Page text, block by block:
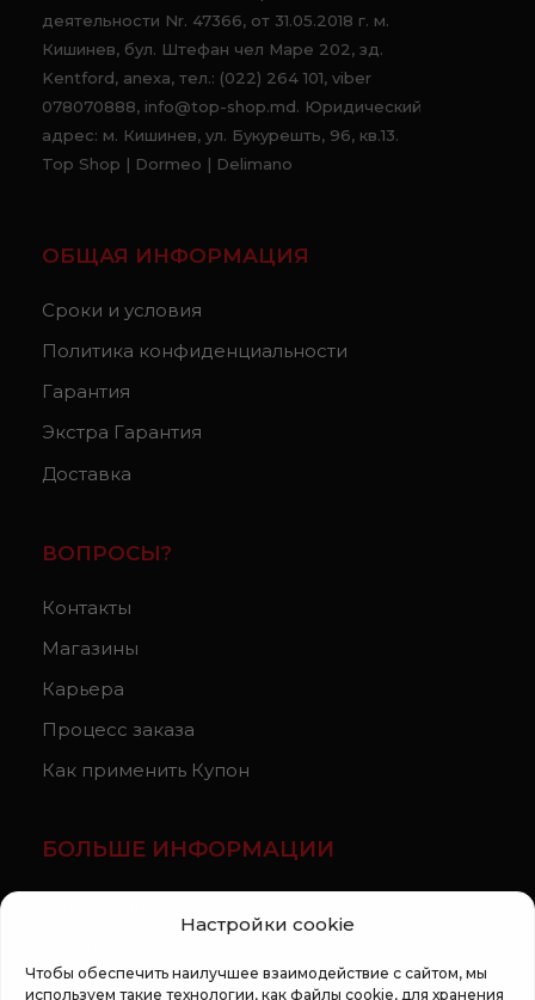
Настройки cookie
Чтобы обеспечить наилучшее взаимодействие с сайтом, мы
используем такие технологии, как файлы cookie, для хранения
деятельности Nr. 47366, от 31.05.2018 г. м.
Кишинев, бул. Штефан чел Маре 202, зд.
Kentford, anexa, тел.: (022) 264 101, viber
078070888, info@top-shop.md. Юридический
адрес: м. Кишинев, ул. Букурешть, 96, кв.13.
Top Shop | Dormeo | Delimano
ОБЩАЯ ИНФОРМАЦИЯ
Сроки и условия
Политика конфиденциальности
Гарантия
Экстра Гарантия
Доставка
ВОПРОСЫ?
Контакты
Магазины
Карьера
Процесс заказа
Как применить Купон
БОЛЬШЕ ИНФОРМАЦИИ
Регламент кампании «100 zile pana la vis»